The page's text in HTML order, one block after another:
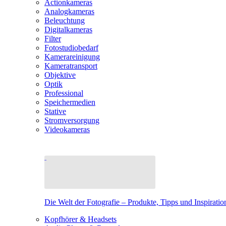
Actionkameras
Analogkameras
Beleuchtung
Digitalkameras
Filter
Fotostudiobedarf
Kamerareinigung
Kameratransport
Objektive
Optik
Professional
Speichermedien
Stative
Stromversorgung
Videokameras
Die Welt der Fotografie – Produkte, Tipps und
Kopfhörer & Headsets